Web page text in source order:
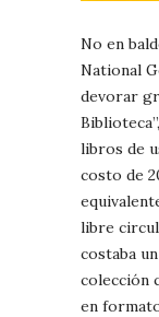
No en
National
devorar
libros de
costo de
libre
costaba
colección
en